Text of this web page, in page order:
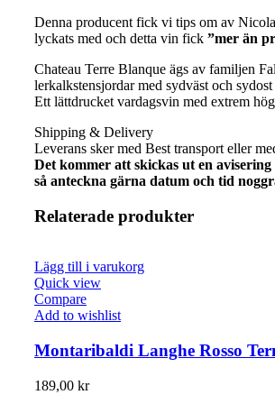
Denna producent fick vi tips om av
lyckats med och detta vin fick ”mer än
Chateau Terre Blanque ägs av familjen
lerkalkstensjordar med sydväst och
Ett lättdrucket vardagsvin med extrem
Shipping & Delivery
Leverans sker med Best transport eller
Det kommer att skickas ut en
så anteckna gärna datum och tid
Relaterade produkter
Lägg till i varukorg
Quick view
Compare
Add to wishlist
Montaribaldi Langhe Rosso
189,00 kr